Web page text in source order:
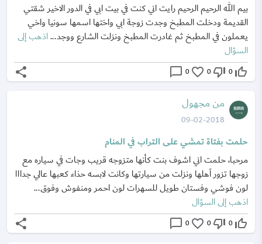
بيم الله الرحيم الرحيم رايت اني كنت في بيت ابي في الدور الاخير شقتي
القديمة ودخلت المطبخ وجدت زوجة ابي واختها اسمها سونيا واخي
يعملون في المطبخ ثم غادرت المطبخ ونزلت الشارع ووجد...اذهب إلى
السؤال
thumb_up_off_alt
0
thumb_down_off_alt
0
favorite_border
0
chat_bubble_outline
share
من مجهول
09-02-2018
حلمت بفتاة تمشي على التراب في المنام
مرحبا، حلمت اني اشوف بنت كأنها متزوجه قريب وجات في سياره مع
زوجها تزور اَهلها ونزلت من سيارتها وكانت لابسه حذاء كعبها عالي جدااا
لون فوشي وفستان طويل للسهرات لون احمر ومنفوش وفوق...
اذهب إلى السؤال
thumb_up_off_alt
0
thumb_down_off_alt
0
favorite_border
0
chat_bubble_outline
share